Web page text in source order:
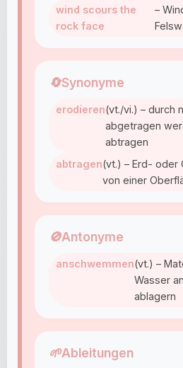
wind scours the
rock face
–
🔄Synonyme
erodieren(vt./vi.) – durch
abgetragen
abtragen
abtragen(vt.) – Erd- oder
von einer
🚫Antonyme
anschwemmen(vt.) –
Wasser
ablagern
🌱Ableitungen